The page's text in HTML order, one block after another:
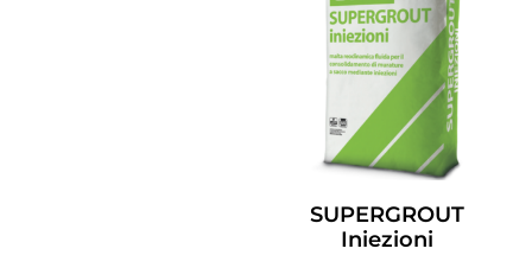
SUPERGROUT
Iniezioni